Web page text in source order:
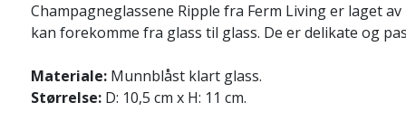
Champagneglassene Ripple fra Ferm Living er laget
kan forekomme fra glass til glass. De er delikate og
Materiale: Munnblåst klart glass.
Størrelse: D: 10,5 cm x H: 11 cm.